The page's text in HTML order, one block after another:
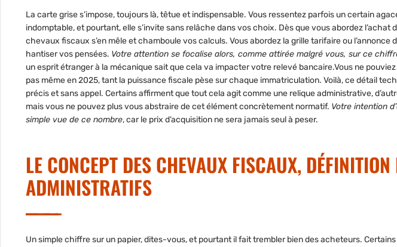
La carte grise s’impose, toujours là, têtue et indispensable. Vous ressentez parfois un certain
indomptable, et pourtant, elle s’invite sans relâche dans vos choix. Dès que vous abordez l’achat
chevaux fiscaux s’en mêle et chamboule vos calculs. Vous abordez la grille tarifaire ou l’annonce
hantiser vos pensées. Votre attention se focalise alors, comme attirée malgré vous, sur ce
un esprit étranger à la mécanique sait que cela va impacter votre relevé bancaire.Vous ne
pas même en 2025, tant la puissance fiscale pèse sur chaque immatriculation. Voilà, ce détail
précis et sans appel. Certains affirment que tout cela agit comme une relique administrative,
maisvous ne pouvez plus vous abstraire de cet élément concrètement normatif. Votre intention
simple vue de ce nombre, car le prix d’acquisition ne sera jamais seul à peser.
LE CONCEPT DES CHEVAUX FISCAUX, DÉFINITION
ADMINISTRATIFS
Un simple chiffre sur un papier, dites-vous, et pourtant il fait trembler bien des acheteurs.